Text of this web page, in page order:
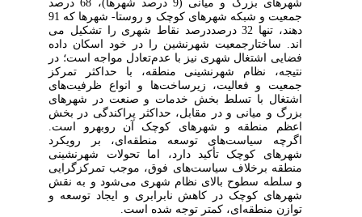
شهرهای بزرگ و میانی (9 درصد شهرها)، 68 درصد
جمعیت و شبکه شهرهای کوچک و روستا- شهرها که 91
درصد نقاط شهری را تشکیل میدهند، تنها 32 درصد
جمعیت شهرنشین را در خود اسکان دادهاند. ساختار
فضایی اشتغال شهری نیز با عدم‌تعادل‌ مواجه است؛ در
نتیجه، نظام شهرنشینی منطقه، با حداکثر تمرکز
جمعیت و فعالیت، زیرساختها و انواع ظرفیت‌های
اشتغال با تسلط بخش خدمات و صنعت در شهرهای
بزرگ و میانی و در مقابل، حداکثر پراکندگی در بخش
اعظم منطقه و شهرهای کوچک آن روبه‎رو است.
اگرچه سیاست‌های توسعه منطقه‌ای، بر رویکرد
شهرهای کوچک تأکید دارد، اما تحولات شهرنشینی
منطقه برخلاف سیاست‌های فوق، موجب تمرکزگرایی
و سلطه سطوح بالای نظام شهری می‌شود و به نقش
شهرهای کوچک در کاهش نابرابری و ایجاد توسعه و
توازن منطقه‌ای، کمتر توجه شده است.